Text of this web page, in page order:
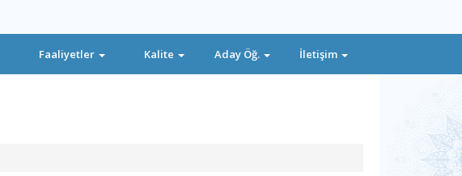
Faaliyetler Kalite Aday Öğ. İletişim